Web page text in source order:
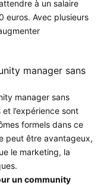
à un salaire
euros. Avec plusieurs
manager sans
manager sans
l’expérience sont
formels dans ce
peut être avantageux,
le marketing, la
un community